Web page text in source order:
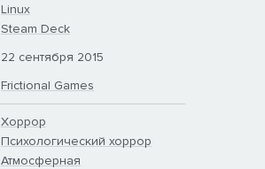
Linux
Steam Deck
22 сентября 2015
Frictional Games
Хоррор
Психологический хоррор
Атмосферная